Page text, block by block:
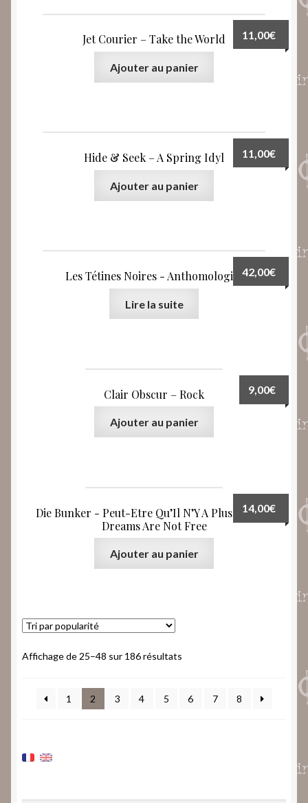
Jet Courier – Take the World 11,00€
Ajouter au panier
Hide & Seek ‎– A Spring Idyl 11,00€
Ajouter au panier
Les Tétines Noires ‎- Anthomologies42,00€
Lire la suite
Clair Obscur – Rock 9,00€
Ajouter au panier
Die Bunker ‎- Peut-Etre Qu’Il N’Y A Plus Rien ? /
Dreams Are Not Free
14,00€
Ajouter au panier
Affichage de 25–48 sur 186 résultats
1
2 3 4 5 6 7 8